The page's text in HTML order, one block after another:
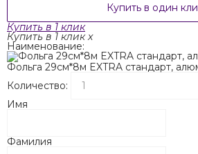
Купить в один
Купить в 1 клик
Купить в 1 клик x
Наименование:
Фольга 29см*8м EXTRA стандарт,
Количество:
Имя
Фамилия